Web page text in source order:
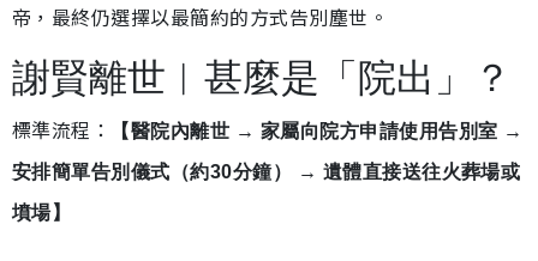
帝，最終仍選擇以最簡約的方式告別塵世。
謝賢離世︱甚麼是「院出」？
標準流程：
【醫院內離世 → 家屬向院方申請使用告別室 →
安排簡單告別儀式（約30分鐘） → 遺體直接送往火葬場或
墳場】